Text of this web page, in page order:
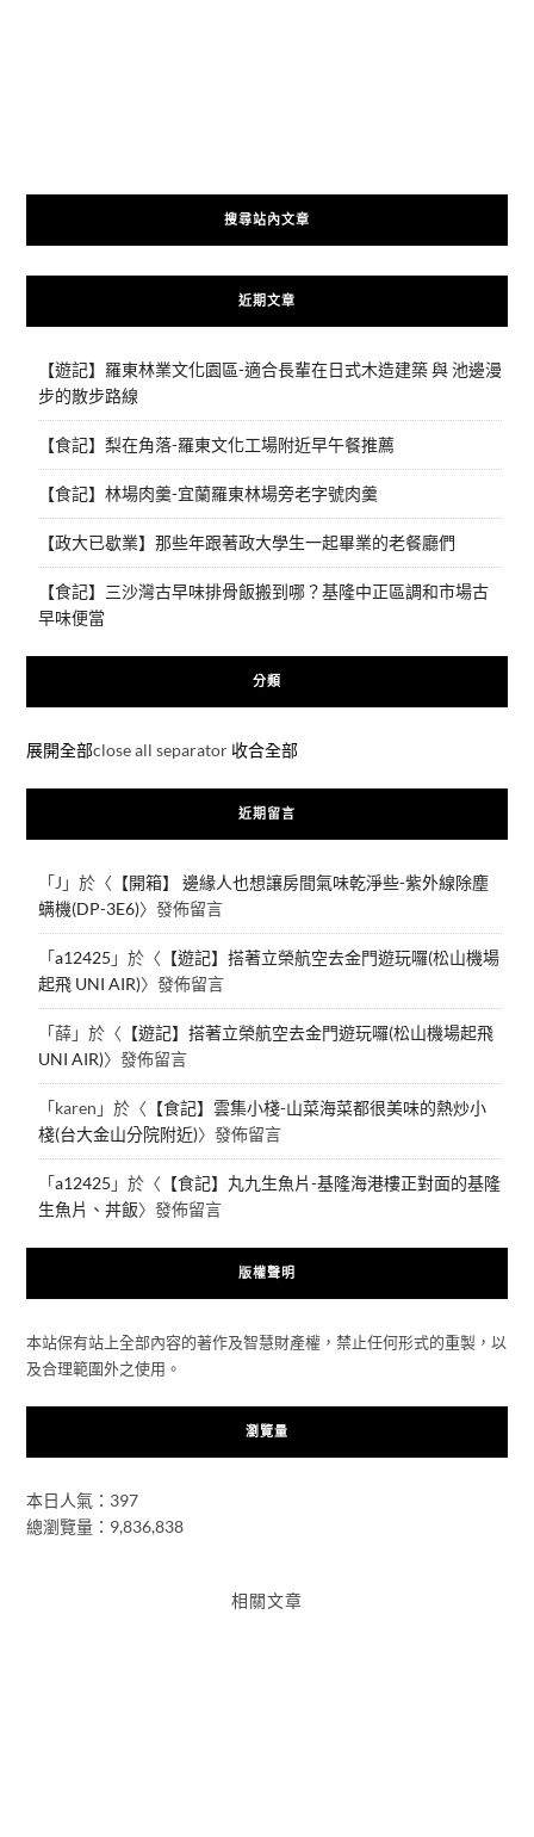
搜尋站內文章
近期文章
【遊記】羅東林業文化園區-適合長輩在日式木造建築 與 池邊漫
步的散步路線
【食記】梨在角落-羅東文化工場附近早午餐推薦
【食記】林場肉羹-宜蘭羅東林場旁老字號肉羹
【政大已歇業】那些年跟著政大學生一起畢業的老餐廳們
【食記】三沙灣古早味排骨飯搬到哪？基隆中正區調和市場古
早味便當
分類
展開全部close all separator 收合全部
近期留言
「J 」於〈 【開箱】 邊緣人也想讓房間氣味乾淨些-紫外線除塵
螨機(DP-3E6)〉發佈留言
「a12425 」於〈 【遊記】搭著立榮航空去金門遊玩囉(松山機場
起飛 UNI AIR)〉發佈留言
「薛」於〈 【遊記】搭著立榮航空去金門遊玩囉(松山機場起飛
UNI AIR)〉發佈留言
「karen 」於〈 【食記】雲集小棧-山菜海菜都很美味的熱炒小
棧(台大金山分院附近)〉發佈留言
「a12425 」於〈 【食記】丸九生魚片-基隆海港樓正對面的基隆
生魚片、丼飯〉發佈留言
版權聲明
本站保有站上全部內容的著作及智慧財產權，禁止任何形式的重製，以
及合理範圍外之使用。
瀏覽量
本日人氣：397
總瀏覽量：9,836,838
相關文章